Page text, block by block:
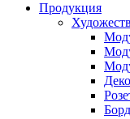
Продукция